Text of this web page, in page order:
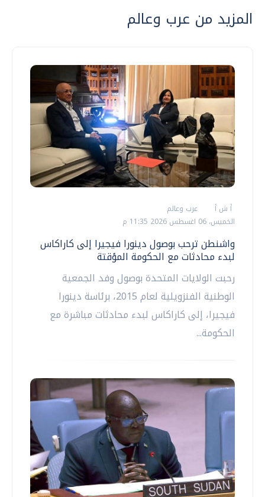
المزيد من عرب وعالم
أ ش أ
عرب وعالم
الخميس، 06 اغسطس 2026 11:35 م
واشنطن ترحب بوصول دينورا فيجيرا إلى كاراكاس
لبدء محادثات مع الحكومة المؤقتة
رحبت الولايات المتحدة بوصول وفد الجمعية
الوطنية الفنزويلية لعام 2015، برئاسة دينورا
فيجيرا، إلى كاراكاس لبدء محادثات مباشرة مع
الحكومة...